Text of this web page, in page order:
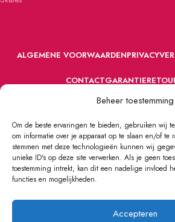
Beheer toestemming
Om de beste ervaringen te bieden, gebruiken wij
om informatie over je apparaat op te slaan en/of te
stemmen met deze technologieën kunnen wij
unieke ID's op deze site verwerken. Als je geen
toestemming intrekt, kan dit een nadelige invloed
functies en mogelijkheden.
Accepteren
ALGEMENE VOORWAARDENPRIVACY
CONTACTGARANTIE
VOORDEFUN.NL 2022 Powered by